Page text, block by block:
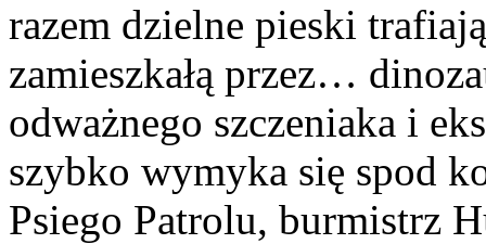
razem dzielne pieski
zamieszkałą przez…
odważnego szczeniaka i
szybko wymyka się spod
Psiego Patrolu, burmistrz